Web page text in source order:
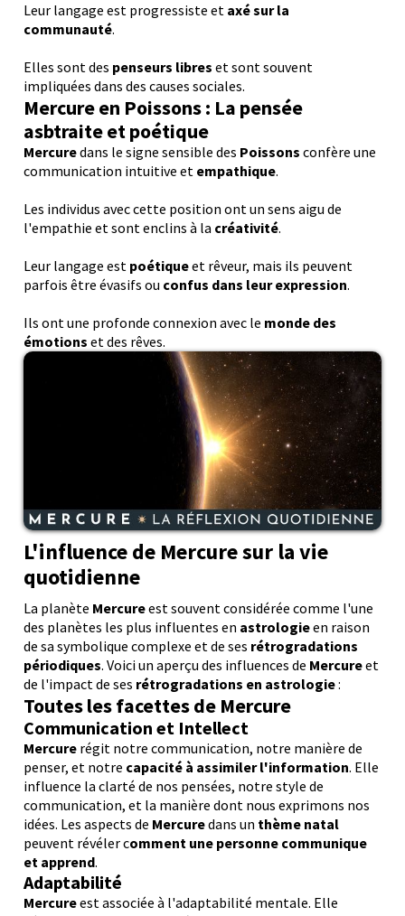
Leur langage est progressiste et axé sur la
communauté.
Elles sont des penseurs libres et sont souvent
impliquées dans des causes sociales.
Mercure en Poissons : La pensée
asbtraite et poétique
Mercuredans le signe sensible des Poissons confère une
communication intuitive et empathique.
Les individus avec cette position ont un sens aigu de
l'empathie et sont enclins à la créativité.
Leur langage est poétiqueet rêveur, mais ils peuvent
parfois être évasifs ou confus dans leur expression.
Ils ont une profonde connexion avec le monde des
émotions et des rêves.
L'influence de Mercure sur la vie
quotidienne
La planète Mercureest souvent considérée comme l'une
des planètes les plus influentes en astrologieen raison
de sa symbolique complexe et de ses rétrogradations
périodiques. Voici un aperçu des influences de Mercureet
de l'impact de ses rétrogradations en astrologie:
Toutes les facettes de Mercure
Communication et Intellect
Mercure régit notre communication, notre manière de
penser, et notre capacité à assimiler l'information. Elle
influence la clarté de nos pensées, notre style de
communication, et la manière dont nous exprimons nos
idées. Les aspects de Mercuredans un thème natal
peuvent révéler comment une personne communique
et apprend.
Adaptabilité
Mercureest associée à l'adaptabilité mentale. Elle